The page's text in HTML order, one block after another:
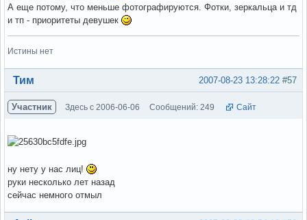
А еще потому, что меньше фотографируются. Фотки, зеркальца и тд
и тп - приоритеты девушек
Истины нет
Вне форума #57
2007-08-23 13:28:22
Тим
Участник Здесь с 2006-06-06 Сообщений: 249 Сайт
ну нету у нас лиц!
руки несколько лет назад
сейчас немного отмыл